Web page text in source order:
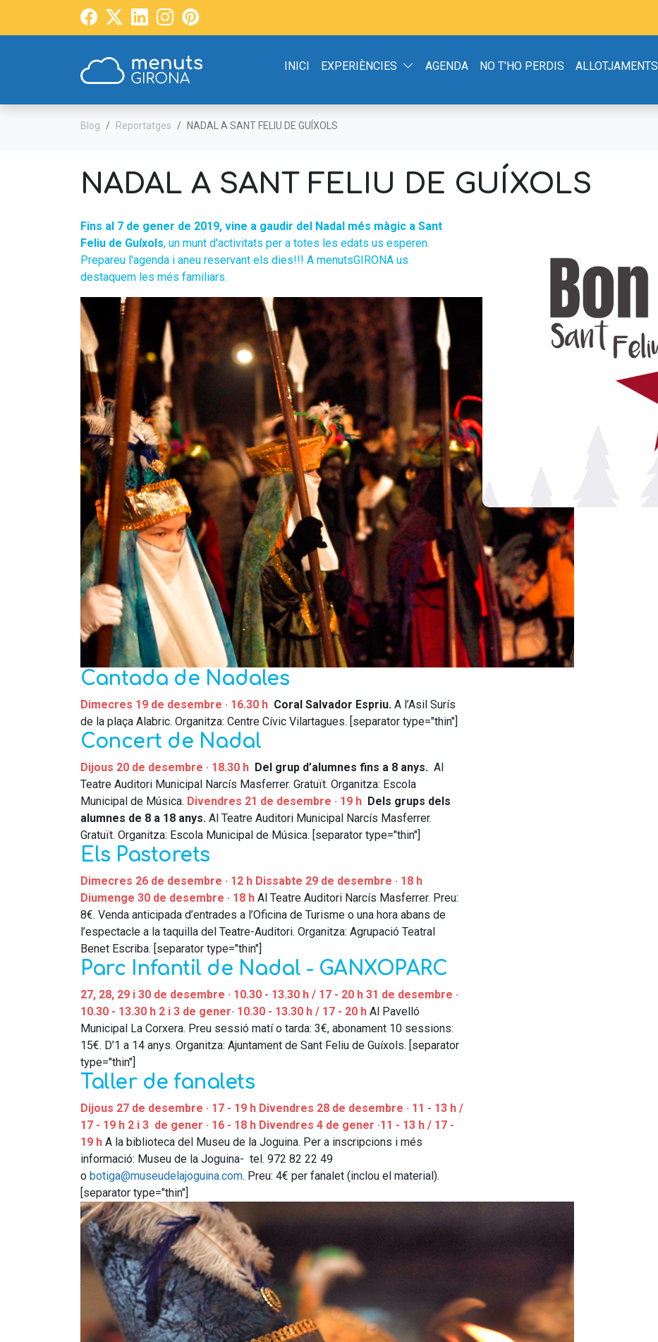
INICI EXPERIÈNCIES AGENDA NO T'HO PERDIS ALLOTJAMENTS
Blog Reportatges NADAL A SANT FELIU DE GUÍXOLS
NADAL A SANT FELIU DE GUÍXOLS
Fins al 7 de gener de 2019, vine a gaudir del Nadal més màgic a Sant
Feliu de Guíxols, un munt d'activitats per a totes les edats us esperen.
Prepareu l'agenda i aneu reservant els dies!!! A menutsGIRONA us
destaquem les més familiars.
Cantada de Nadales
Dimecres 19 de desembre · 16.30 h Coral Salvador Espriu. A l’Asil Surís
de la plaça Alabric. Organitza: Centre Cívic Vilartagues. [separator type="thin"]
Concert de Nadal
Dijous 20 de desembre · 18.30 h Del grup d’alumnes fins a 8 anys. Al
Teatre Auditori Municipal Narcís Masferrer. Gratuït. Organitza: Escola
Municipal de Música. Divendres 21 de desembre · 19 h Dels grups dels
alumnes de 8 a 18 anys. Al Teatre Auditori Municipal Narcís Masferrer.
Gratuït. Organitza: Escola Municipal de Música. [separator type="thin"]
Els Pastorets
Dimecres 26 de desembre · 12 h Dissabte 29 de desembre · 18 h
Diumenge 30 de desembre · 18 h Al Teatre Auditori Narcís Masferrer. Preu:
8€. Venda anticipada d’entrades a l’Oficina de Turisme o una hora abans de
l’espectacle a la taquilla del Teatre-Auditori. Organitza: Agrupació Teatral
Benet Escriba. [separator type="thin"]
Parc Infantil de Nadal - GANXOPARC
27, 28, 29 i 30 de desembre · 10.30 - 13.30 h / 17 - 20 h 31 de desembre ·
10.30 - 13.30 h 2 i 3 de gener· 10.30 - 13.30 h / 17 - 20 h Al Pavelló
Municipal La Corxera. Preu sessió matí o tarda: 3€, abonament 10 sessions:
15€. D’1 a 14 anys. Organitza: Ajuntament de Sant Feliu de Guíxols. [separator
type="thin"]
Taller de fanalets
Dijous 27 de desembre · 17 - 19 h Divendres 28 de desembre · 11 - 13 h /
17 - 19 h 2 i 3 de gener · 16 - 18 h Divendres 4 de gener ·11 - 13 h / 17 -
19 h A la biblioteca del Museu de la Joguina. Per a inscripcions i més
informació: Museu de la Joguina- tel. 972 82 22 49
o botiga@museudelajoguina.com. Preu: 4€ per fanalet (inclou el material).
[separator type="thin"]